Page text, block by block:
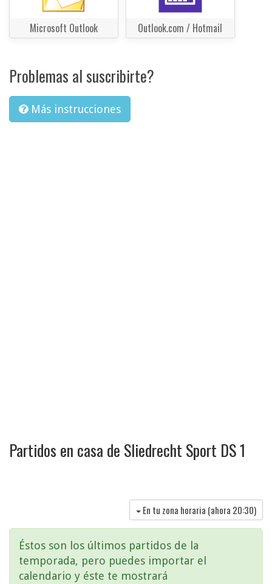
Microsoft Outlook Outlook.com / Hotmail
Problemas al suscribirte?
Más instrucciones
Partidos en casa de Sliedrecht Sport DS 1
En tu zona horaria (ahora 20:30)
Éstos son los últimos partidos de la
temporada, pero puedes importar el
calendario y éste te mostrará